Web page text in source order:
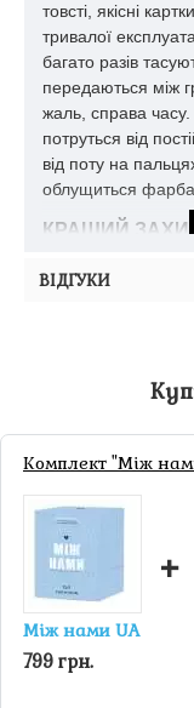
товсті, якісні
тривалої
багато разів
передаються між
жаль, справа
потруться від
від поту на
облущиться фарба.
КРАЩИЙ
карт. Це прозорі
використовуєте
інші напої, ці
ВІДГУКИ
Комплект "Між
Між нами UA
799 грн.
+